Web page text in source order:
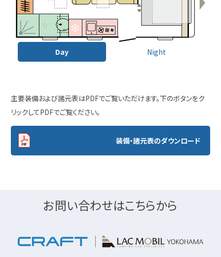
Day Night
主要装備および諸元表はPDFでご覧いただけます。下のボタンをク
リックしてPDFでご覧ください。
装備・諸元表のダウンロード
お問い合わせはこちらから